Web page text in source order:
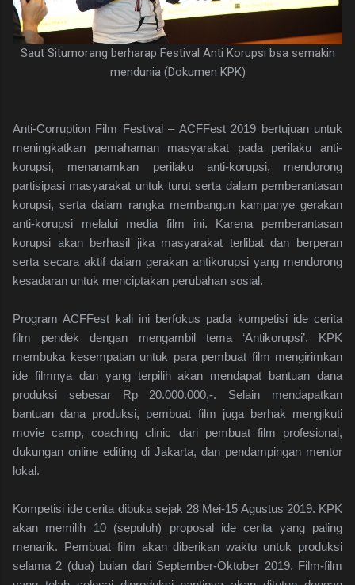
Saut Situmorang berharap Festival Anti Korupsi bsa semakin
mendunia (Dokumen KPK)
Anti-Corruption Film Festival – ACFFest 2019 bertujuan untuk
meningkatkan pemahaman masyarakat pada perilaku anti-
korupsi, menanamkan perilaku anti-korupsi, mendorong
partisipasi masyarakat untuk turut serta dalam pemberantasan
korupsi, serta dalam rangka membangun kampanye gerakan
anti-korupsi melalui media film ini. Karena pemberantasan
korupsi akan berhasil jika masyarakat terlibat dan berperan
serta secara aktif dalam gerakan antikorupsi yang mendorong
kesadaran untuk menciptakan perubahan sosial.
Program ACFFest kali ini berfokus pada kompetisi ide cerita
film pendek dengan mengambil tema ‘Antikorupsi’. KPK
membuka kesempatan untuk para pembuat film mengirimkan
ide filmnya dan yang terpilih akan mendapat bantuan dana
produksi sebesar Rp 20.000.000,-. Selain mendapatkan
bantuan dana produksi, pembuat film juga berhak mengikuti
movie camp, coaching clinic dari pembuat film profesional,
dukungan online editing di Jakarta, dan pendampingan mentor
lokal.
Kompetisi ide cerita dibuka sejak 28 Mei-15 Agustus 2019. KPK
akan memilih 10 (sepuluh) proposal ide cerita yang paling
menarik. Pembuat film akan diberikan waktu untuk produksi
selama 2 (dua) bulan dari September-Oktober 2019. Film-film